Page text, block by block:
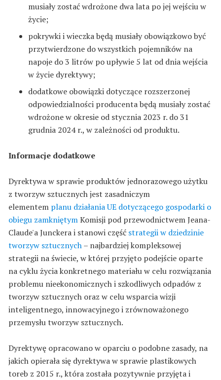
musiały zostać wdrożone dwa lata po jej wejściu w
życie;
pokrywki i wieczka będą musiały obowiązkowo być
przytwierdzone do wszystkich pojemników na
napoje do 3 litrów po upływie 5 lat od dnia wejścia
w życie dyrektywy;
dodatkowe obowiązki dotyczące rozszerzonej
odpowiedzialności producenta będą musiały zostać
wdrożone w okresie od stycznia 2023 r. do 31
grudnia 2024 r., w zależności od produktu.
Informacje dodatkowe
Dyrektywa w sprawie produktów jednorazowego użytku
z tworzyw sztucznych jest zasadniczym
elementem planu działania UE dotyczącego gospodarki o
obiegu zamkniętymKomisji pod przewodnictwem Jeana-
Claude'a Junckera i stanowi część strategii w dziedzinie
tworzyw sztucznych– najbardziej kompleksowej
strategii na świecie, w której przyjęto podejście oparte
na cyklu życia konkretnego materiału w celu rozwiązania
problemu nieekonomicznych i szkodliwych odpadów z
tworzyw sztucznych oraz w celu wsparcia wizji
inteligentnego, innowacyjnego i zrównoważonego
przemysłu tworzyw sztucznych.
Dyrektywę opracowano w oparciu o podobne zasady, na
jakich opierała się dyrektywa w sprawie plastikowych
toreb z 2015 r., która została pozytywnie przyjęta i